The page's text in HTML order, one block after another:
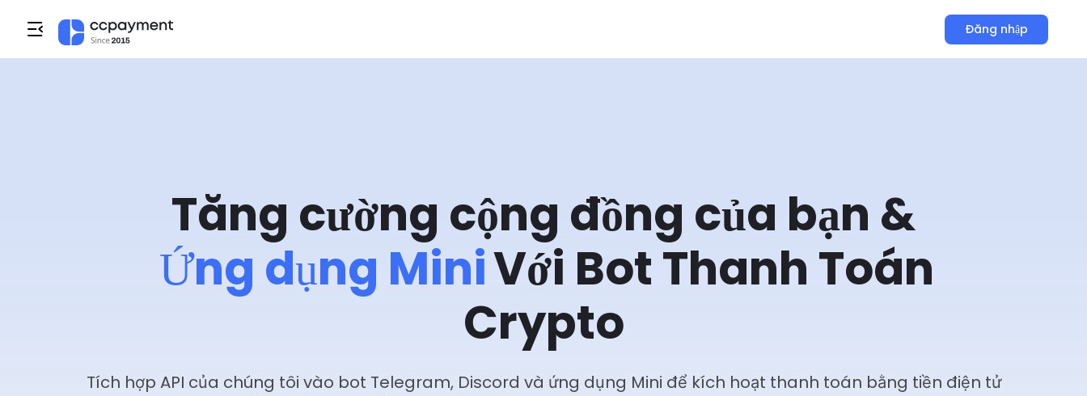
Đăng nhập
Tăng cường cộng đồng của bạn &
Ứng dụng MiniVới Bot Thanh Toán
Crypto
Tích hợp API của chúng tôi vào bot Telegram, Discord và ứng dụng Mini để kích hoạt thanh toán bằng tiền điện tử